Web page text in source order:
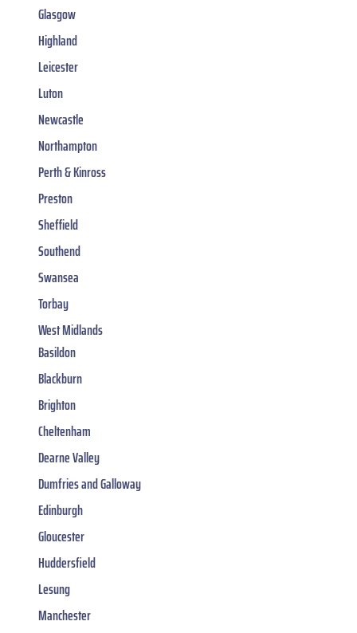
Glasgow
Highland
Leicester
Luton
Newcastle
Northampton
Perth & Kinross
Preston
Sheffield
Southend
Swansea
Torbay
West Midlands
Basildon
Blackburn
Brighton
Cheltenham
Dearne Valley
Dumfries and Galloway
Edinburgh
Gloucester
Huddersfield
Lesung
Manchester